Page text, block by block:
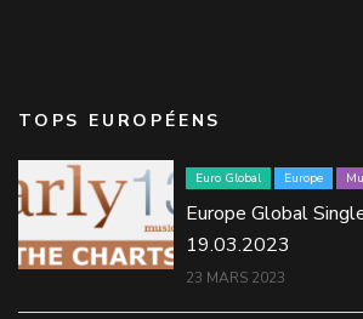
TOPS EUROPÉENS
Euro Global Europe
Europe Global
19.03.2023
23 MARS 2023